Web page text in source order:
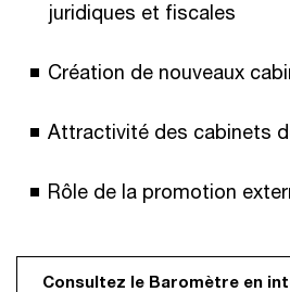
juridiques et fiscales
Création de nouveaux
Attractivité des cabinets
Rôle de la promotion
Consultez le Baromètre en